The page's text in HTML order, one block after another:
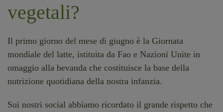
vegetali?
Il primo giorno del mese di giugno è la Giornata
mondiale del latte, istituita da Fao e Nazioni Unite in
omaggio alla bevanda che costituisce la base della
nutrizione quotidiana della nostra infanzia.
Sui nostri social abbiamo ricordato il grande rispetto che